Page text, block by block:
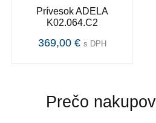
Prívesok ADELA
K02.064.C2
369,00 € s DPH
Prečo